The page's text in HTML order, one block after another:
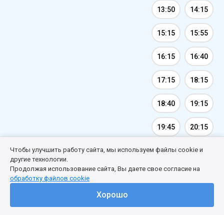
13:50 14:15
15:15 15:55
16:15 16:40
17:15 18:15
18:40 19:15
19:45 20:15
20:55 22:05
Ревда
17.07.2026
20.07.2026
Чтобы улучшить работу сайта, мы используем файлы cookie и
другие технологии.
Продолжая использование сайта, Вы даете свое согласие на
обработку файлов cookie
Хорошо